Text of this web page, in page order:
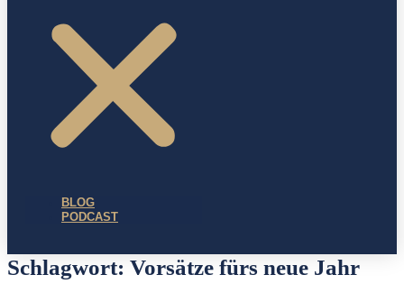
BLOG
PODCAST
Schlagwort: Vorsätze fürs neue Jahr